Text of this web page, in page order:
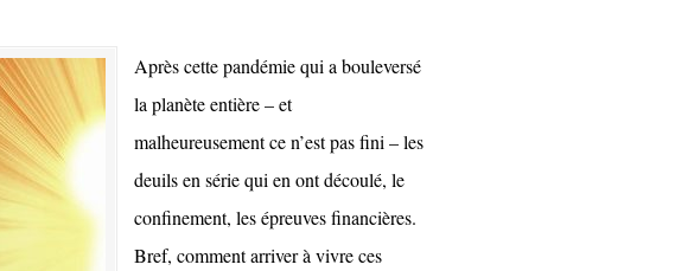
Après cette pandémie qui a bouleversé
la planète entière – et
malheureusement ce n’est pas fini – les
deuils en série qui en ont découlé, le
confinement, les épreuves financières.
Bref, comment arriver à vivre ces